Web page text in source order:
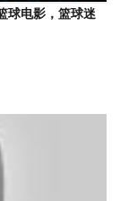
球电影，篮球迷